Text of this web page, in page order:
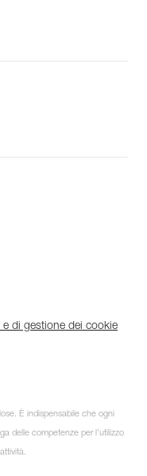
di gestione dei cookie
È indispensabile che ogni
delle competenze per l’utilizzo